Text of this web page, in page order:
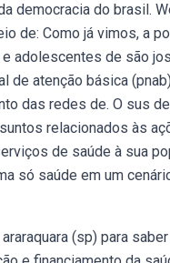
democracia do brasil.
de: Como já vimos, a
adolescentes de são
de atenção básica
das redes de. O sus
relacionados às
de saúde à sua
só saúde em um
(sp) para